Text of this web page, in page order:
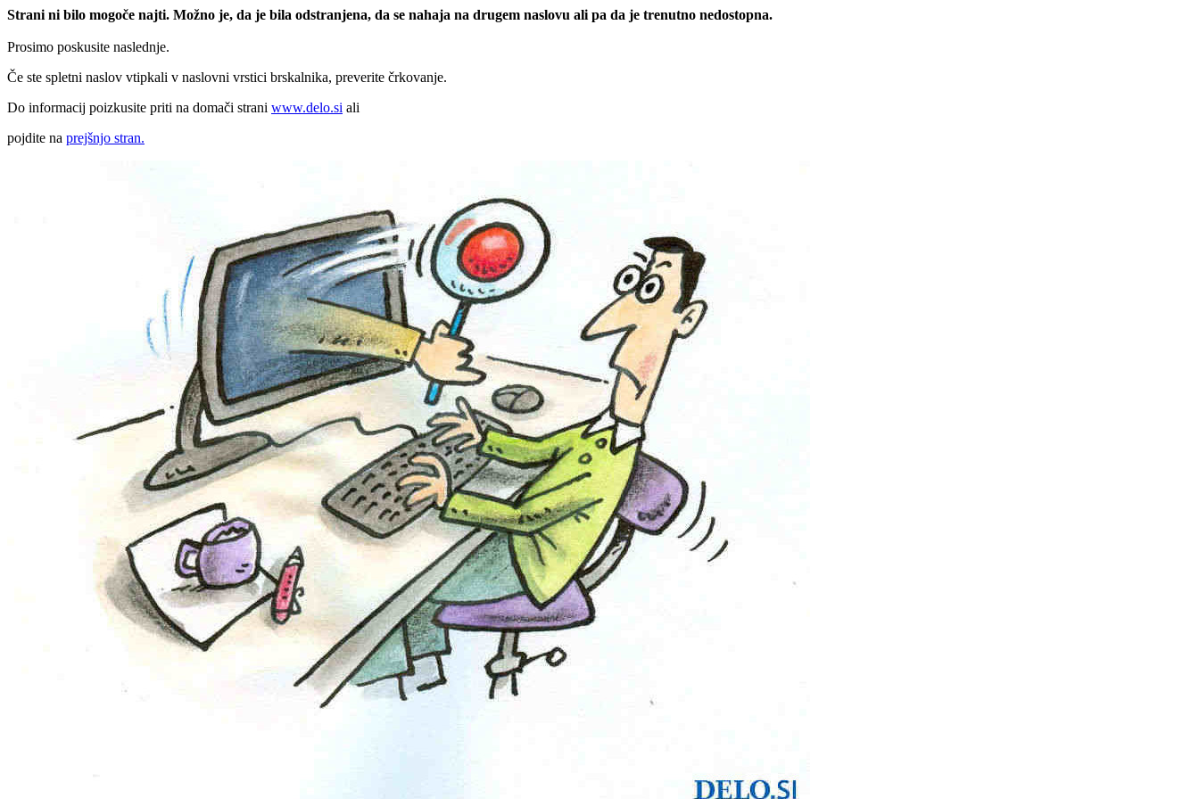
Strani ni bilo mogoče najti. Možno je, da je bila odstranjena, da se nahaja na drugem naslovu ali pa da je trenutno nedostopna.
Prosimo poskusite naslednje.
Če ste spletni naslov vtipkali v naslovni vrstici brskalnika, preverite črkovanje.
Do informacij poizkusite priti na domači strani www.delo.si ali
pojdite na prejšnjo stran.